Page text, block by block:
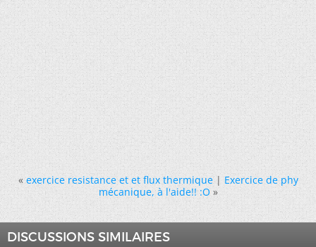
« exercice resistance et et flux thermique|Exercice de phy
mécanique, à l'aide!! :O »
DISCUSSIONS SIMILAIRES